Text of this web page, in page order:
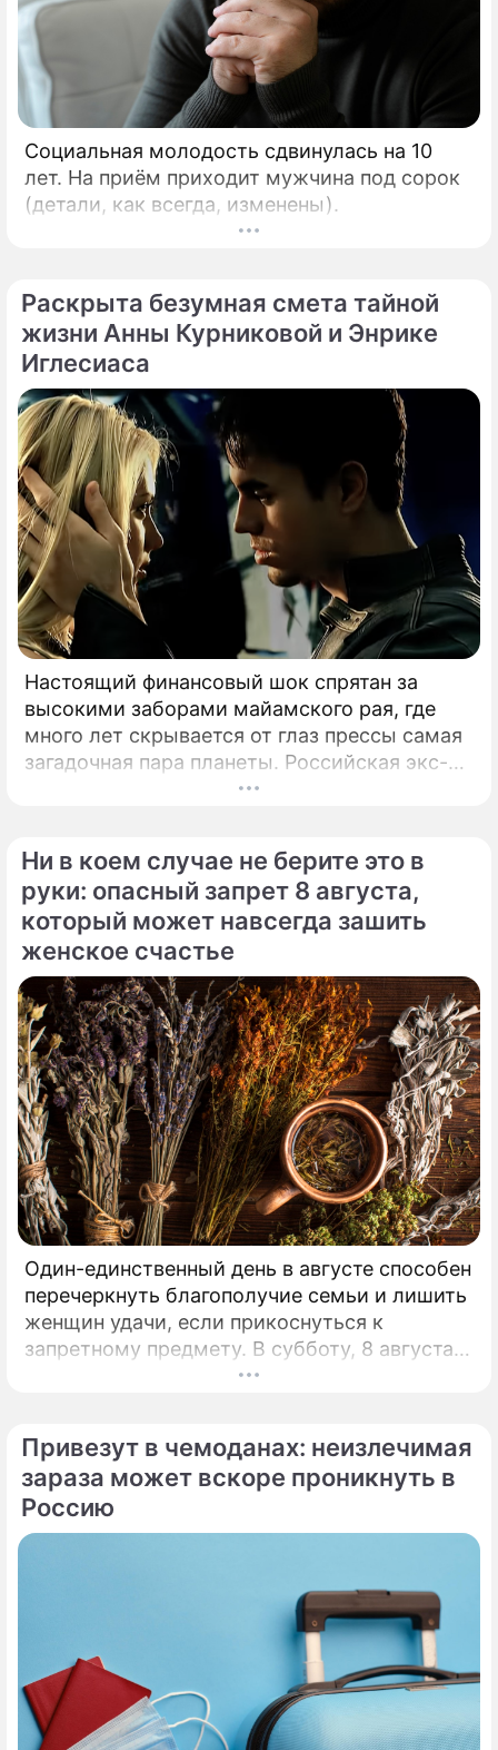
Социальная молодость сдвинулась на 10
лет. На приём приходит мужчина под сорок
(детали, как всегда, изменены).
Раскрыта безумная смета тайной
жизни Анны Курниковой и Энрике
Иглесиаса
Настоящий финансовый шок спрятан за
высокими заборами майамского рая, где
много лет скрывается от глаз прессы самая
загадочная пара планеты. Российская экс-
теннисистка Анна Курникова и испанский
самых закрытых и непубличных пар
мирового шоу-бизнеса.
Ни в коем случае не берите это в
руки: опасный запрет 8 августа,
который может навсегда зашить
женское счастье
Один-единственный день в августе способен
перечеркнуть благополучие семьи и лишить
женщин удачи, если прикоснуться к
запретному предмету. В субботу, 8 августа,
православная церковь молитвенно чтит
Никомидийских.
Привезут в чемоданах: неизлечимая
зараза может вскоре проникнуть в
Россию